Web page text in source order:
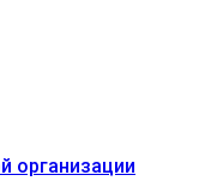
организации